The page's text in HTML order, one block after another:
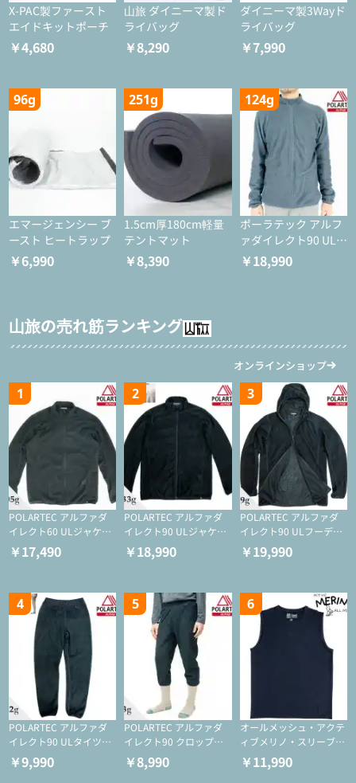
X-PAC製ファースト
エイドキットポーチ
￥4,680
山旅 ダイニーマ製ド
ライバッグ
￥8,290
ダイニーマ製3Wayド
ライバッグ
￥7,990
96g
エマージェンシー ブ
ースト ヒートラップ
￥6,990
251g
1.5cm厚180cm軽量
テントマット
￥8,390
124g
ポーラテック アルフ
ァダイレクト90 ULジ
ャケット
￥18,990
山旅の売れ筋ランキング
オンラインショップ
1
POLARTEC アルファダ
イレクト60 ULジャケッ
ト（登山/ミドルレイヤ
ー/化繊ジャケット）
￥17,490
2
POLARTEC アルファダ
イレクト90 ULジャケッ
ト（アクティブインサレ
ーション/ミドルレイヤ
￥18,990
3
POLARTEC アルファダ
イレクト90 ULフーディ
（アクティブインサレー
ション/ミドルレイヤー/
￥19,990
4
POLARTEC アルファダ
イレクト90 ULタイツ
（アクティブインサレー
ション/テント泊用パジ
￥9,990
5
POLARTEC アルファダ
イレクト90 クロップド
ULタイツ（アクティブ
インサレーション/テン
￥8,990
6
オールメッシュ・アクテ
ィブメリノ・スリーブレ
ス
￥11,990